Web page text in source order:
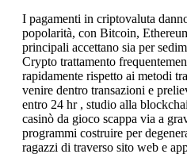
I pagamenti in criptovaluta
popolarità, con Bitcoin,
principali accettano sia per
Crypto trattamento
rapidamente rispetto ai metodi
venire dentro transazioni e
entro 24 hr , studio alla
casinò da gioco scappa via a
programmi costruire per
ragazzi di traverso sito web e